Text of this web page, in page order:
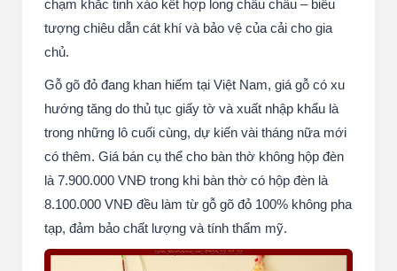
chạm khắc tinh xảo kết hợp long chầu châu – biểu
tượng chiêu dẫn cát khí và bảo vệ của cải cho gia
chủ.
Gỗ gõ đỏ đang khan hiếm tại Việt Nam, giá gỗ có xu
hướng tăng do thủ tục giấy tờ và xuất nhập khẩu là
trong những lô cuối cùng, dự kiến vài tháng nữa mới
có thêm. Giá bán cụ thể cho bàn thờ không hộp đèn
là 7.900.000 VNĐ trong khi bàn thờ có hộp đèn là
8.100.000 VNĐ đều làm từ gỗ gõ đỏ 100% không pha
tạp, đảm bảo chất lượng và tính thẩm mỹ.